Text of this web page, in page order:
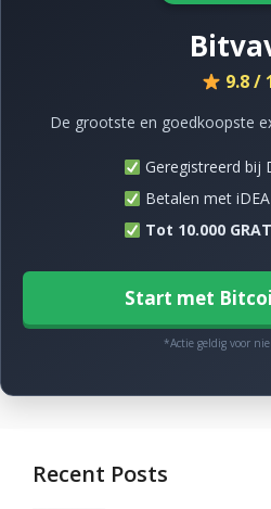
9.8 /
De grootste en goedkoopste
Geregistreerd bij
Betalen met
Tot 10.000
Start met
*Actie geldig voor
Recent Posts